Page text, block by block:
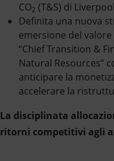
CO2 (T&S) di
Definita una nuova
emersione del valore
“Chief Transition &
Natural Resources”
anticipare la
accelerare la
La disciplinata
ritorni competitivi agli